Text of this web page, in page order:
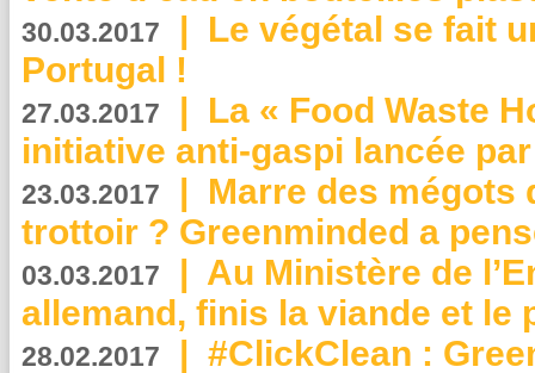
30.03.2017 | Le végétal se fait
Portugal !
27.03.2017 | La « Food Waste
initiative anti-gaspi lancée
23.03.2017 | Marre des mégots
trottoir ? Greenminded a
03.03.2017 | Au Ministère de
allemand, finis la viande et le
28.02.2017 | #ClickClean :